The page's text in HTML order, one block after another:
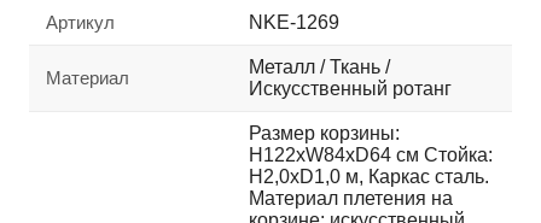
Артикул NKE-1269
Материал
Металл / Ткань /
Искусственный ротанг
Размер корзины:
H122хW84хD64 см Стойка:
H2,0xD1,0 м, Каркас сталь.
Материал плетения на